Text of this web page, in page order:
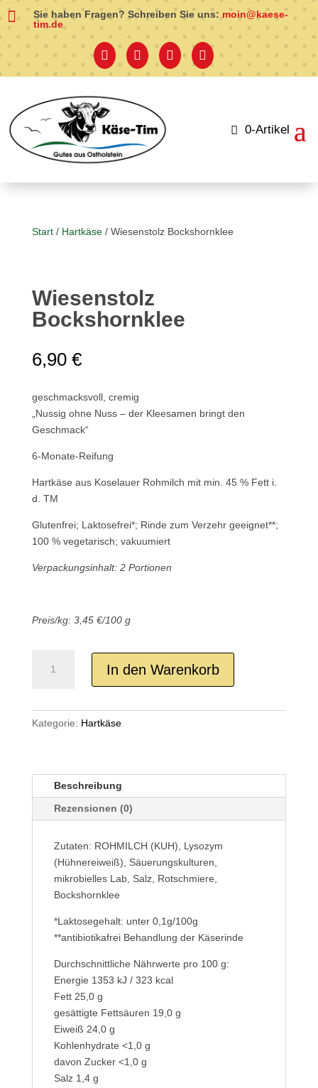
 Sie haben Fragen? Schreiben Sie uns: moin@kaese-
tim.de
   
0-Artikel
Start/ Hartkäse/ Wiesenstolz Bockshornklee
Wiesenstolz
Bockshornklee
6,90 €
geschmacksvoll, cremig
„Nussig ohne Nuss – der Kleesamen bringt den
Geschmack“
6-Monate-Reifung
Hartkäse aus Koselauer Rohmilch mit min. 45 % Fett i.
d. TM
Glutenfrei; Laktosefrei*; Rinde zum Verzehr geeignet**;
100 % vegetarisch; vakuumiert
Verpackungsinhalt: 2 Portionen
Preis/kg: 3,45 €/100 g
Bockshornklee
In den Warenkorb
Kategorie: Hartkäse
Beschreibung
Rezensionen (0)
Zutaten: ROHMILCH (KUH), Lysozym
(Hühnereiweiß), Säuerungskulturen,
mikrobielles Lab, Salz, Rotschmiere,
Bockshornklee
*Laktosegehalt: unter 0,1g/100g
**antibiotikafrei Behandlung der Käserinde
Durchschnittliche Nährwerte pro 100 g:
Energie 1353 kJ / 323 kcal
Fett 25,0 g
gesättigte Fettsäuren 19,0 g
Eiweiß 24,0 g
Kohlenhydrate <1,0 g
davon Zucker <1,0 g
Salz 1,4 g